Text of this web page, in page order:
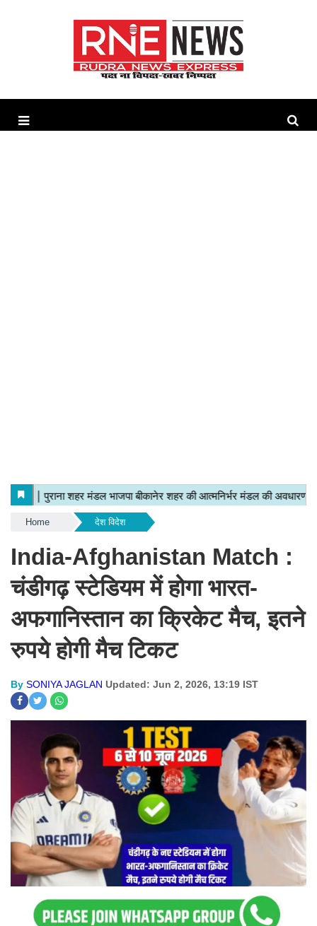
Home देश विदेश
India-Afghanistan Match :
चंडीगढ़ स्टेडियम में होगा भारत-
अफगानिस्तान का क्रिकेट मैच, इतने
रुपये होगी मैच टिकट
By SONIYA JAGLAN Updated: Jun 2, 2026, 13:19 IST